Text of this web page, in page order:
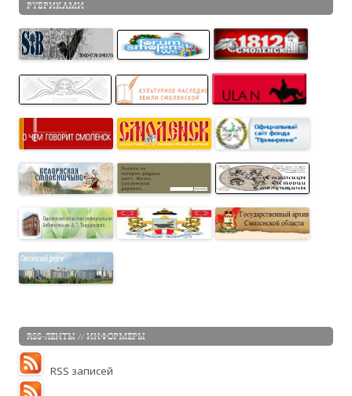
РУБРИКАМИ
RSS-ЛЕНТЫ // ИНФОРМЕРЫ
RSS записей